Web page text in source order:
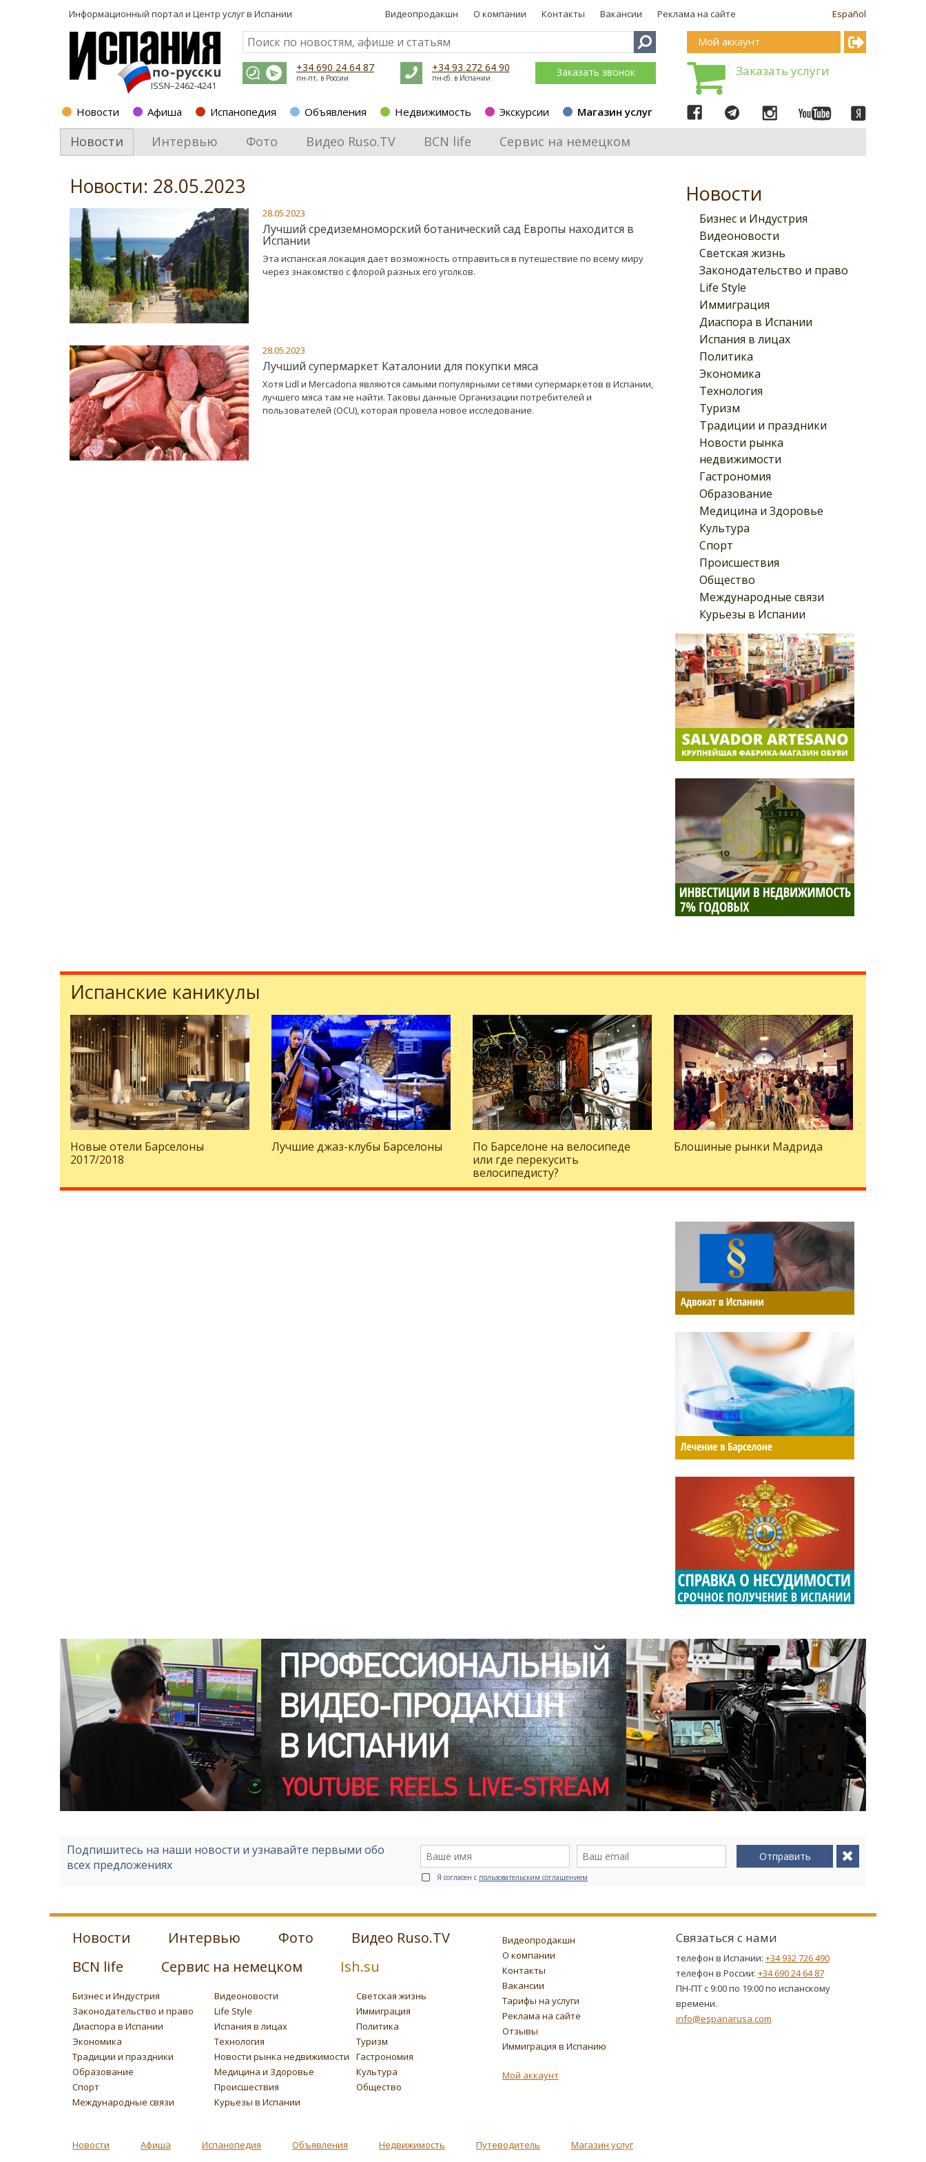
Информационный портал и Центр услуг в Испании Español
Видеопродакшн О компании Контакты Вакансии Реклама на сайте
ISSN–2462-4241
+34 690 24 64 87
пн-пт, в России
+34 93 272 64 90
пн-сб. в Испании Заказать звонок
Новости Афиша Испанопедия Объявления Недвижимость Экскурсии Магазин услуг
Мой аккаунт
Заказать услуги
Новости Интервью Фото Видео Ruso.TV BCN life Сервис на немецком
Новости
Бизнес и Индустрия
Видеоновости
Светская жизнь
Законодательство и право
Life Style
Иммиграция
Диаспора в Испании
Испания в лицах
Политика
Экономика
Технология
Туризм
Традиции и праздники
Новости рынка
недвижимости
Гастрономия
Образование
Медицина и Здоровье
Культура
Спорт
Происшествия
Общество
Международные связи
Курьезы в Испании
Новости: 28.05.2023
28.05.2023
Лучший средиземноморский ботанический сад Европы находится в
Испании
Эта испанская локация дает возможность отправиться в путешествие по всему миру
через знакомство с флорой разных его уголков.
28.05.2023
Лучший супермаркет Каталонии для покупки мяса
Хотя Lidl и Mercadona являются самыми популярными сетями супермаркетов в Испании,
лучшего мяса там не найти. Таковы данные Организации потребителей и
пользователей (OCU), которая провела новое исследование.
Испанские каникулы
Новые отели Барселоны
2017/2018
Лучшие джаз-клубы Барселоны
По Барселоне на велосипеде
или где перекусить
велосипедисту?
Блошиные рынки Мадрида
Подпишитесь на наши новости и узнавайте первыми обо
всех предложениях
Отправить
Я согласен с пользовательским соглашением
Новости Интервью Фото
Видео Ruso.TV
BCN life
Сервис на немецком Ish.su
Бизнес и Индустрия Видеоновости
Светская жизнь
Законодательство и право
Life Style
Иммиграция
Диаспора в Испании
Испания в лицах
Политика
Экономика
Технология
Туризм
Традиции и праздники
Новости рынка недвижимости
Гастрономия
Образование
Медицина и Здоровье
Культура
Спорт
Происшествия
Общество
Международные связи
Курьезы в Испании
Видеопродакшн
О компании
Контакты
Вакансии
Тарифы на услуги
Реклама на сайте
Отзывы
Иммиграция в Испанию
Мой аккаунт
Связаться с нами
телефон в Испании: +34 932 726 490
телефон в России: +34 690 24 64 87
ПН-ПТ с 9:00 по 19:00 по испанскому
времени.
info@espanarusa.com
Новости Афиша Испанопедия Объявления Недвижимость Путеводитель Магазин услуг